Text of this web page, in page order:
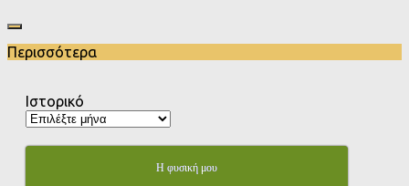
Περισσότερα
Ιστορικό
Η φυσική μου